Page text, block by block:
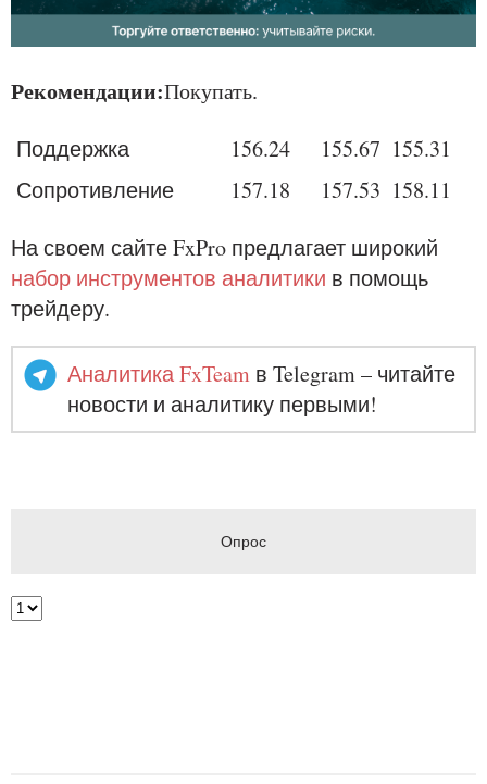
Рекомендации:Покупать.
Поддержка 156.24 155.67 155.31
Сопротивление
157.18 157.53 158.11
На своем сайте FxPro предлагает широкий
набор инструментов аналитики в помощь
трейдеру.
Аналитика FxTeam в Telegram – читайте
новости и аналитику первыми!
Опрос